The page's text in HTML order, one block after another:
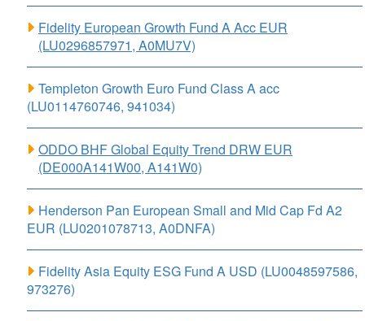
Fidelity European Growth Fund A Acc EUR
(LU0296857971, A0MU7V)
Templeton Growth Euro Fund Class A acc
(LU0114760746, 941034)
ODDO BHF Global Equity Trend DRW EUR
(DE000A141W00, A141W0)
Henderson Pan European Small and Mid Cap Fd A2
EUR (LU0201078713, A0DNFA)
Fidelity Asia Equity ESG Fund A USD (LU0048597586,
973276)